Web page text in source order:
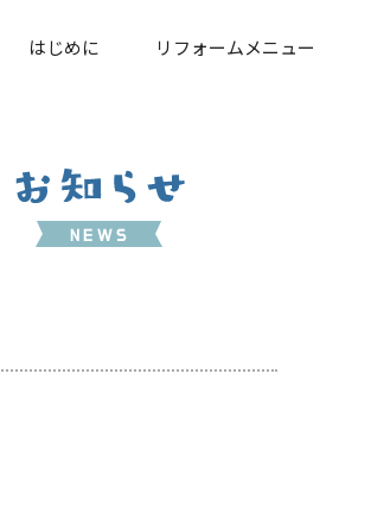
はじめに リフォームメニュー